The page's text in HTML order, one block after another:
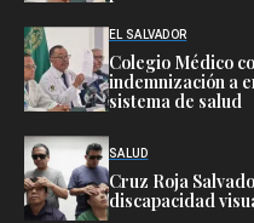
EL SALVADOR
Colegio Médico
indemnización a
sistema de salud
SALUD
Cruz Roja
discapacidad